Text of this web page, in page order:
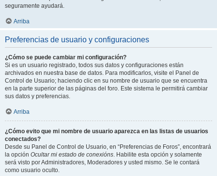
seguramente ayudará.
Arriba
Preferencias de usuario y configuraciones
¿Cómo se puede cambiar mi configuración?
Si es un usuario registrado, todos sus datos y configuraciones están
archivados en nuestra base de datos. Para modificarlos, visite el Panel de
Control de Usuario; haciendo clic en su nombre de usuario que se encuentra
en la parte superior de las páginas del foro. Este sistema le permitirá cambiar
sus datos y preferencias.
Arriba
¿Cómo evito que mi nombre de usuario aparezca en las listas de usuarios
conectados?
Desde su Panel de Control de Usuario, en “Preferencias de Foros”, encontrará
la opción Ocultar mi estado de conexións. Habilite esta opción y solamente
será visto por Administradores, Moderadores y usted mismo. Se le contará
como usuario oculto.